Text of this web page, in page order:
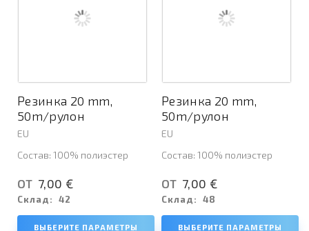
Резинка 20 mm,
50m/рулон
EU
Состав: 100% полиэстер
ОТ 7,00 €
Склад: 42
ВЫБЕРИТЕ ПАРАМЕТРЫ
Резинка 20 mm,
50m/рулон
EU
Состав: 100% полиэстер
ОТ 7,00 €
Склад: 48
ВЫБЕРИТЕ ПАРАМЕТРЫ